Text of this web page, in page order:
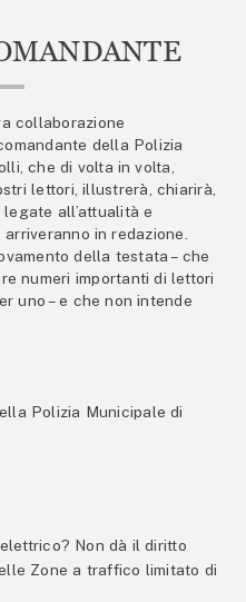
collaborazione
della Polizia
che di volta in volta,
lettori, illustrerà, chiarirà,
all’attualità e
in redazione.
della testata – che
numeri importanti di lettori
uno – e che non intende
Polizia Municipale di
Non dà il diritto
Zone a traffico limitato di